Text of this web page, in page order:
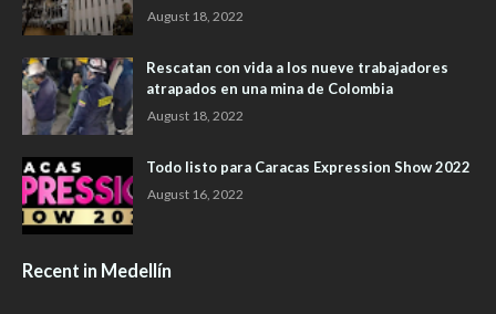
August 18, 2022
Rescatan con vida a los nueve trabajadores
atrapados en una mina de Colombia
August 18, 2022
Todo listo para Caracas Expression Show 2022
August 16, 2022
Recent in Medellín